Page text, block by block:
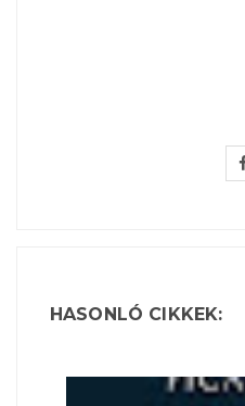
HASONLÓ CIKKEK: